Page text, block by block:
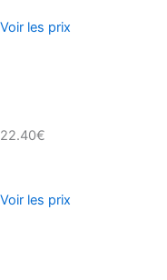
Voir les prix
22.40€
Voir les prix